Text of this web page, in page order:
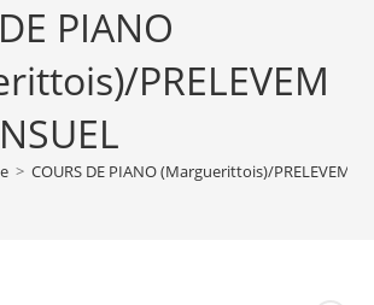
PIANO
PRELEVEM
> COURS DE PIANO (Marguerittois)/